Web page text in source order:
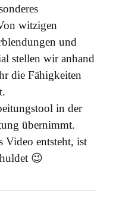
witzigen
und
stellen wir anhand
die Fähigkeiten
in der
übernimmt.
Video entsteht, ist
😉